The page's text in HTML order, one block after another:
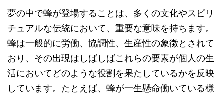
夢の中で蜂が登場することは、多くの文化やスピリ
チュアルな伝統において、重要な意味を持ちます。
蜂は一般的に労働、協調性、生産性の象徴とされて
おり、その出現はしばしばこれらの要素が個人の生
活においてどのような役割を果たしているかを反映
しています。たとえば、蜂が一生懸命働いている様